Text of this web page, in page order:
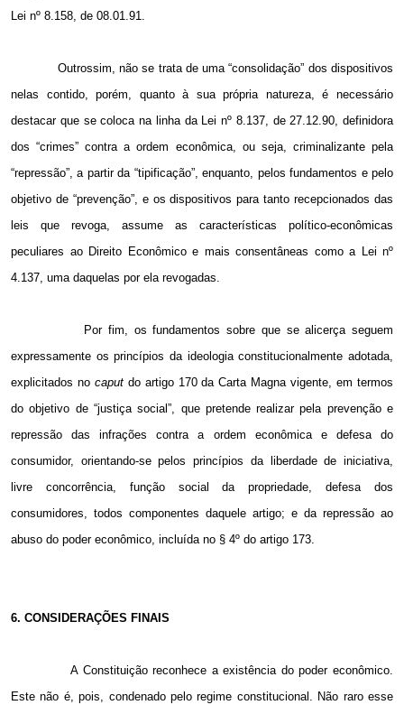
Lei nº 8.158, de 08.01.91.
Outrossim, não se trata de uma “consolidação” dos dispositivos
nelas contido, porém, quanto à sua própria natureza, é necessário
destacar que se coloca na linha da Lei nº 8.137, de 27.12.90, definidora
dos “crimes” contra a ordem econômica, ou seja, criminalizante pela
“repressão”, a partir da “tipificação”, enquanto, pelos fundamentos e pelo
objetivo de “prevenção”, e os dispositivos para tanto recepcionados das
leis que revoga, assume as características político-econômicas
peculiares ao Direito Econômico e mais consentâneas como a Lei nº
4.137, uma daquelas por ela revogadas.
Por fim, os fundamentos sobre que se alicerça seguem
expressamente os princípios da ideologia constitucionalmente adotada,
explicitados no caput do artigo 170 da Carta Magna vigente, em termos
do objetivo de “justiça social”, que pretende realizar pela prevenção e
repressão das infrações contra a ordem econômica e defesa do
consumidor, orientando-se pelos princípios da liberdade de iniciativa,
livre concorrência, função social da propriedade, defesa dos
consumidores, todos componentes daquele artigo; e da repressão ao
abuso do poder econômico, incluída no § 4º do artigo 173.
6. CONSIDERAÇÕES FINAIS
A Constituição reconhece a existência do poder econômico.
Este não é, pois, condenado pelo regime constitucional. Não raro esse